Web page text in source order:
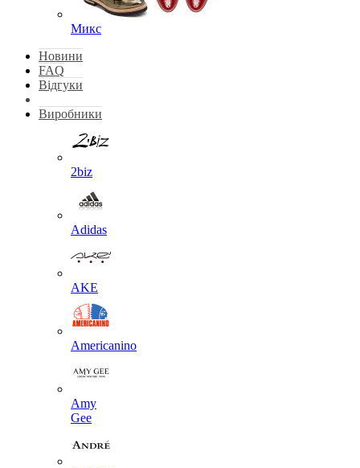
Микс
Новини
FAQ
Відгуки
Виробники
2biz
Adidas
AKE
Americanino
Amy
Gee